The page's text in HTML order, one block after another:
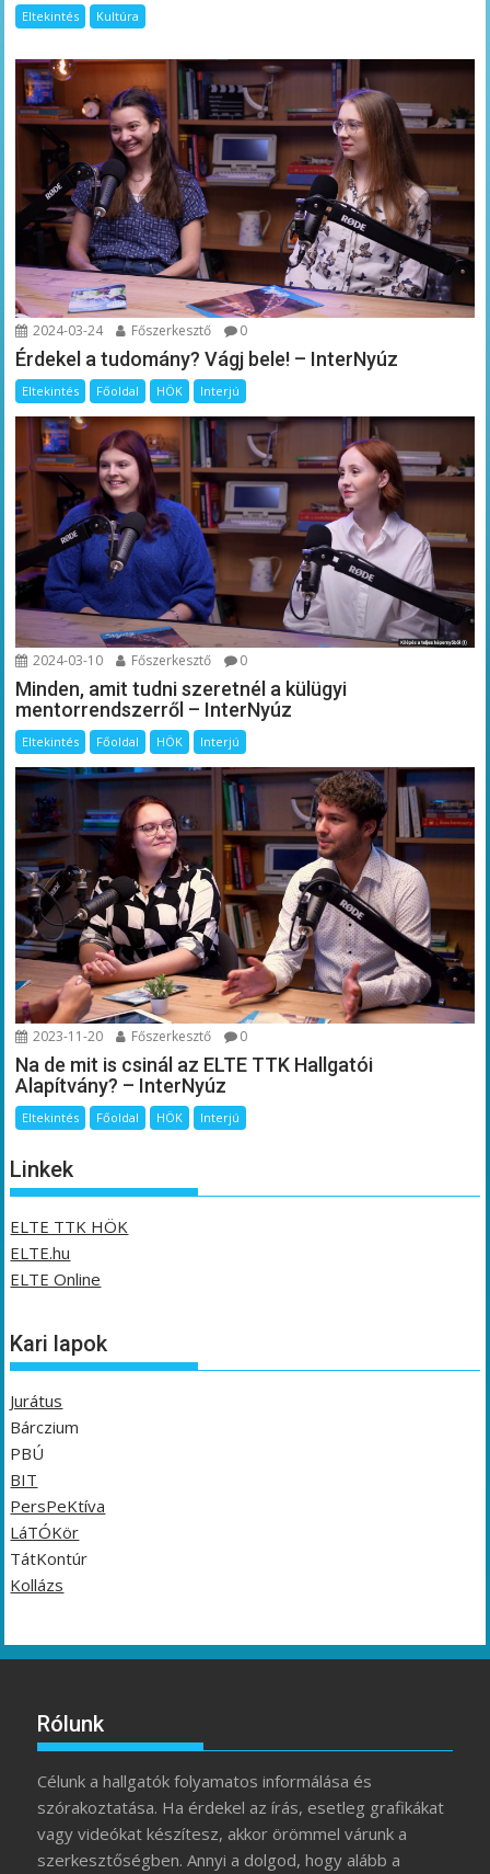
Eltekintés Kultúra
2024-03-24 Főszerkesztő 0
Érdekel a tudomány? Vágj bele! – InterNyúz
Eltekintés Főoldal HÖK Interjú
2024-03-10 Főszerkesztő 0
Minden, amit tudni szeretnél a külügyi
mentorrendszerről – InterNyúz
Eltekintés Főoldal HÖK Interjú
2023-11-20 Főszerkesztő 0
Na de mit is csinál az ELTE TTK Hallgatói
Alapítvány? – InterNyúz
Eltekintés Főoldal HÖK Interjú
Linkek
ELTE TTK HÖK
ELTE.hu
ELTE Online
Kari lapok
Jurátus
Bárczium
PBÚ
BIT
PersPeKtíva
LáTÓKör
TátKontúr
Kollázs
Rólunk
Célunk a hallgatók folyamatos informálása és
szórakoztatása. Ha érdekel az írás, esetleg grafikákat
vagy videókat készítesz, akkor örömmel várunk a
szerkesztőségben. Annyi a dolgod, hogy alább a